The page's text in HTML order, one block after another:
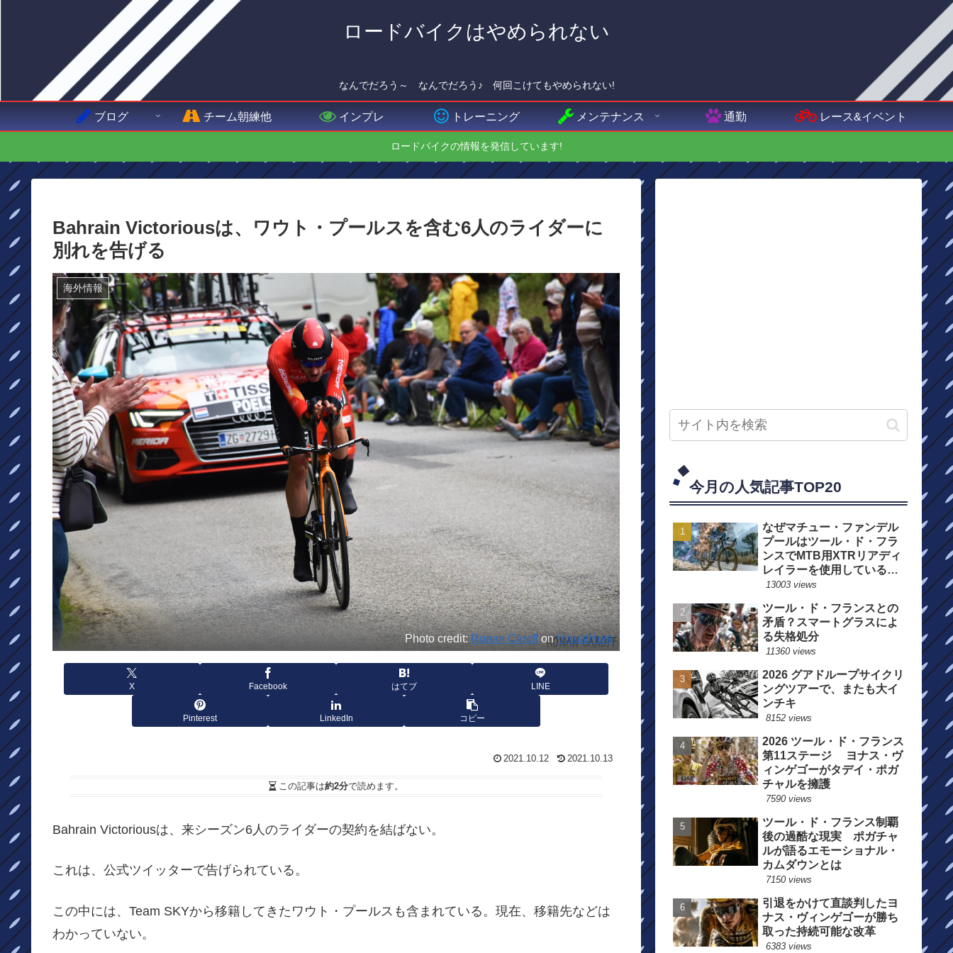
ロードバイクはやめられない
なんでだろう～ なんでだろう♪ 何回こけてもやめられない!
ブログ チーム朝練他 インプレ トレーニング メンテナンス 通勤 レース&イベント
ロードバイクの情報を発信しています!
Bahrain Victoriousは、ワウト・プールスを含む6人のライダーに
別れを告げる
海外情報
Photo credit:Ronan CaroffonVisualHunt
X Facebook はてブ LINE
Pinterest LinkedIn コピー
2021.10.12 2021.10.13
この記事は約2分で読めます。
Bahrain Victoriousは、来シーズン6人のライダーの契約を結ばない。
これは、公式ツイッターで告げられている。
この中には、Team SKYから移籍してきたワウト・プールスも含まれている。現在、移籍先などは
わかっていない。
今月の人気記事TOP20
なぜマチュー・ファンデル
プールはツール・ド・フラ
ンスでMTB用XTRリアディ
レイラーを使用しているの
か？
13003 views
ツール・ド・フランスとの
矛盾？スマートグラスによ
る失格処分
11360 views
2026 グアドループサイクリ
ングツアーで、またも大イ
ンチキ
8152 views
2026 ツール・ド・フランス
第11ステージ ヨナス・ヴ
ィンゲゴーがタデイ・ポガ
チャルを擁護
7590 views
ツール・ド・フランス制覇
後の過酷な現実 ポガチャ
ルが語るエモーショナル・
カムダウンとは
7150 views
引退をかけて直談判したヨ
ナス・ヴィンゲゴーが勝ち
取った持続可能な改革
6383 views